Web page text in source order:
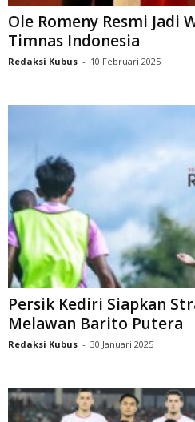
Ole Romeny Resmi Jadi
Timnas Indonesia
Redaksi Kubus - 10 Februari 2025
Persik Kediri Siapkan
Melawan Barito Putera
Redaksi Kubus - 30 Januari 2025